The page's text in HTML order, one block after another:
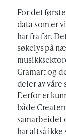
For det
data som er
har fra før.
søkelys på
Gramart og
deler av våre
Derfor er
både
samarbeidet
har altså